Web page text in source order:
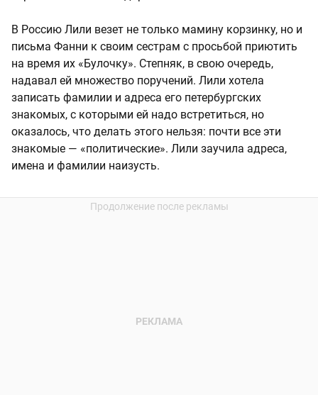
В Россию Лили везет не только мамину корзинку, но и
письма Фанни к своим сестрам с просьбой приютить
на время их «Булочку». Степняк, в свою очередь,
надавал ей множество поручений. Лили хотела
записать фамилии и адреса его петербургских
знакомых, с которыми ей надо встретиться, но
оказалось, что делать этого нельзя: почти все эти
знакомые — «политические». Лили заучила адреса,
имена и фамилии наизусть.